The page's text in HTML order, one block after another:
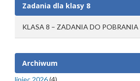
Zadania dla klasy 8
KLASA 8 – ZADANIA DO POBRANIA
Archiwum
lipiec 2026(4)